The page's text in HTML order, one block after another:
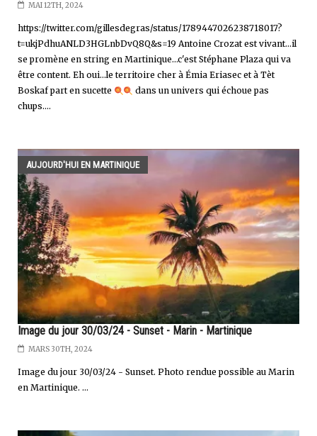
MAI 12TH, 2024
https://twitter.com/gillesdegras/status/1789447026238718017?
t=ukjPdhuANLD3HGLnbDvQ8Q&s=19 Antoine Crozat est vivant…il
se promène en string en Martinique…c'est Stéphane Plaza qui va
être content. Eh oui...le territoire cher à Émia Eriasec et à Tèt
Boskaf part en sucette
dans un univers qui échoue pas
chups....
AUJOURD'HUI EN MARTINIQUE
Image du jour 30/03/24 - Sunset - Marin - Martinique
MARS 30TH, 2024
Image du jour 30/03/24 - Sunset. Photo rendue possible au Marin
en Martinique. ...